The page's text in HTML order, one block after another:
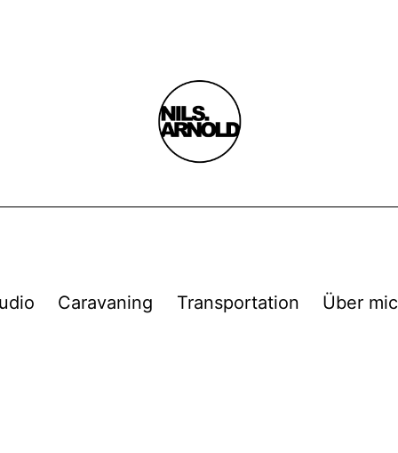
Caravaning Transportation Über